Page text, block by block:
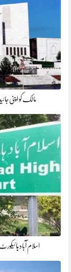
مالک کو اپنی
اسلام آباد ہائیکورٹ، گریڈ 17 سے گریڈ 22 تک کے